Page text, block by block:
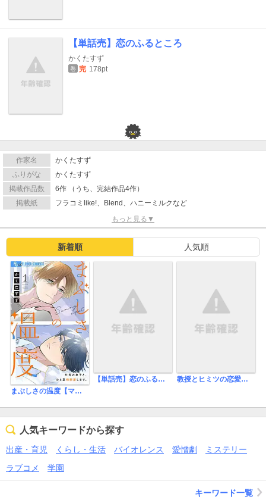
【単話売】恋のふるところ
かくたすず
巻 完 178pt
作家名
かくたすず
ふりがな
かくたすず
掲載作品数
6作 （うち、完結作品4作）
掲載紙
フラコミlike!、Blend、ハニーミルクなど
もっと見る▼
新着順 人気順
まぶしさの温度【マイクロ】
【単話売】恋のふるところ 教授とヒミツの恋愛定理
人気キーワードから探す
出産・育児 くらし・生活 バイオレンス 愛憎劇
ミステリー
ラブコメ
学園
キーワード一覧